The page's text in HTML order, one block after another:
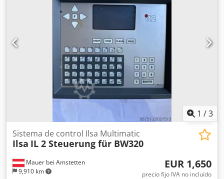
1 /3
Mauer bei Amstetten
9,910 km
Sistema de control Ilsa Multimatic
Ilsa IL 2 Steuerung für BW320
EUR 1,650
precio fijo IVA no incluído